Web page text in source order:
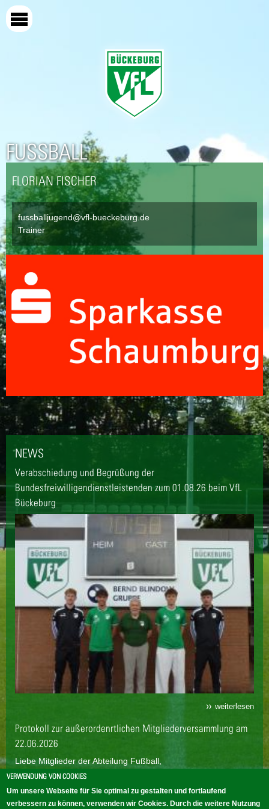
FUSSBALL
FLORIAN FISCHER
fussballjugend@vfl-bueckeburg.de
Trainer
NEWS
Verabschiedung und Begrüßung der
Bundesfreiwilligendienstleistenden zum 01.08.26 beim VfL
Bückeburg
weiterlesen
Protokoll zur außerordenrtlichen Mitgliederversammlung am
22.06.2026
Liebe Mitglieder der Abteilung Fußball,
bei der außerodentlichen Mitgliederversammlung am 22. Juni
2026 wurde als einziger Tagesordnungspunkt eine
Beitragserhöhung für die Abteilung Fußball beschlossen.
VERWENDUNG VON COOKIES
Um unsere Webseite für Sie optimal zu gestalten und fortlaufend
verbessern zu können, verwenden wir Cookies. Durch die weitere Nutzung